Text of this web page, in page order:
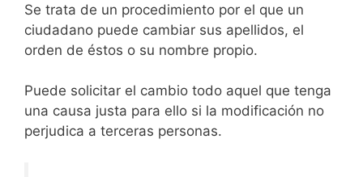
Se trata de un procedimiento por el que un
ciudadano puede cambiar sus apellidos, el
orden de éstos o su nombre propio.
Puede solicitar el cambio todo aquel que tenga
una causa justa para ello si la modificación no
perjudica a terceras personas.